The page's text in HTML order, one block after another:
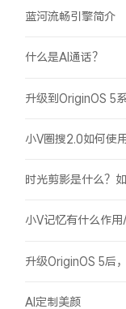
蓝河流畅引擎简介
什么是AI通话？
升级到OriginOS 5
小V圈搜2.0如何使用
时光剪影是什么？如
小V记忆有什么作
升级OriginOS 5后
AI定制美颜